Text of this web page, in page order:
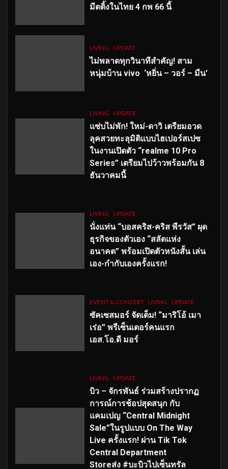
มีตติ้งในไทย 4 กพ 66 นี้
LIVING UPDATE
ไม่พลาดทุกวินาทีสำคัญ! สาม
หนุ่มบ้าน vivo ‘หยิ่น – วอร์ – มีน’
LIVING UPDATE
แซ่บไม่พัก! ใหม่-ดาวิ เตรียมอวด
ลุคสวยทะลุมิติแบบไฮเปอร์สเปซ
ในงานเปิดตัว “realme 10 Pro
Series” เตรียมไปว้าวพร้อมกัน 8
ธันวาคมนี้
LIVING UPDATE
นั่งแท่น “บอสคริส-คริส พีรวัส” ผุด
ธุรกิจของตัวเอง “สลัดแห่ง
อนาคต” พร้อมเปิดตัวหนังสั้น เล่น
เอง-กำกับเองครั้งแรก!
EVENT & CONCERT LIVING UPDATE
ซัคเซสมอร์ จัดเต็ม! “มาริโอ้ เมา
เร่อ” พรีเซ็นเตอร์คนแรก
เอส.โอ.ดี มอร์
LIVING UPDATE
บิว – จักรพันธ์ ร่วมสร้างปรากฏ
การณ์การช้อปสุดสนุก กับ
แคมเปญ “Central Midnight
Sale”ในรูปแบบ On The Way
Live ครั้งแรก! ผ่าน Tik Tok
Central Department
Storeส่ง #บะบิวไปเซ็นทรัล